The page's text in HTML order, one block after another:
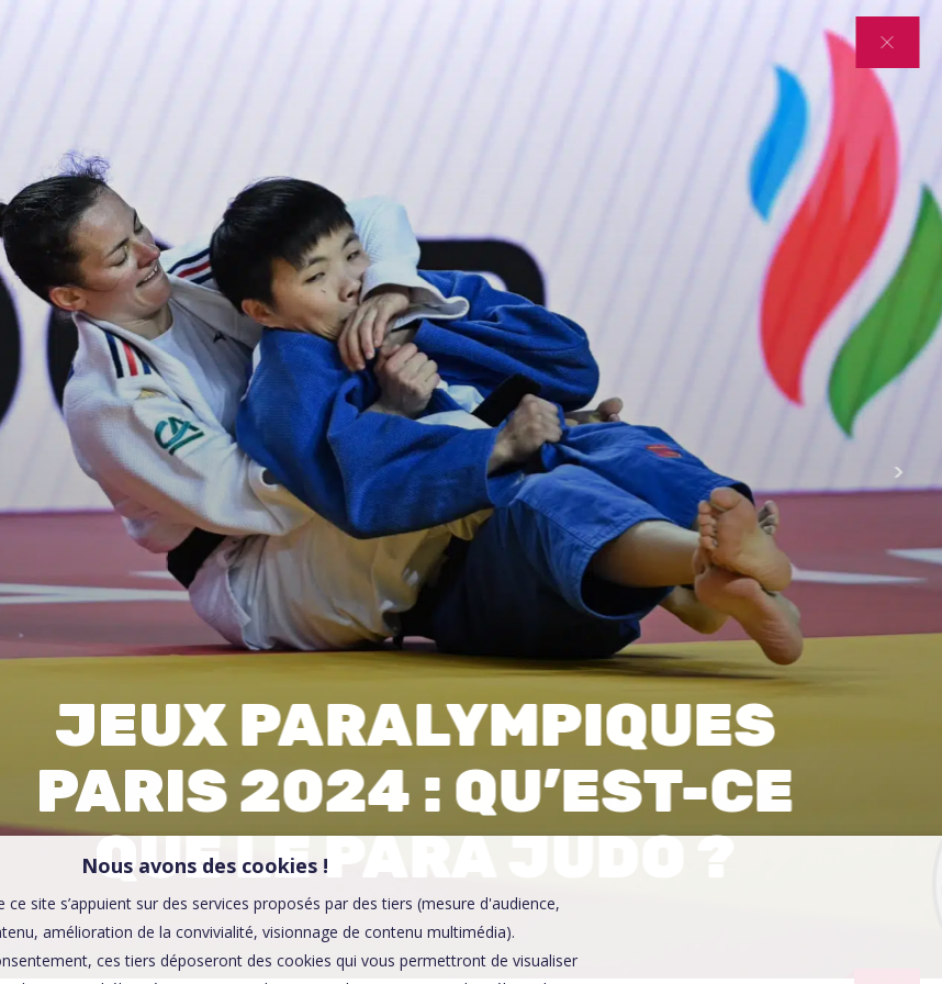
JEUX PARALYMPIQUES
PARIS 2024 : QU’EST-CE
QUE LE PARA JUDO ?
00:00
Nous avons des cookies !
site s’appuient sur des services proposés par des tiers (mesure d'audience,
amélioration de la convivialité, visionnage de contenu multimédia).
ces tiers déposeront des cookies qui vous permettront de visualiser